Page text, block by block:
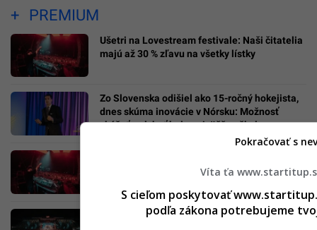
PREMIUM
Ušetri na Lovestream festivale: Naši čitatelia
majú až 30 % zľavu na všetky lístky
Zo Slovenska odišiel ako 15-ročný hokejista,
dnes skúma inovácie v Nórsku: Možnosť
skúšať a zlyhať bola najväčšou školou
zóny, kde si oddýchneš, doplníš energiu a na
Získaj na Lovestream festivale kávu, masáž či
Víta ťa
S cieľom poskytovať
podľa zákona potrebujeme
Pokračovať s